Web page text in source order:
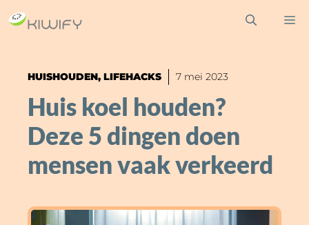
Ga
naar
inhoudHUISHOUDEN, LIFEHACKS 7 mei 2023
Huis koel houden?
Deze 5 dingen doen
mensen vaak verkeerd